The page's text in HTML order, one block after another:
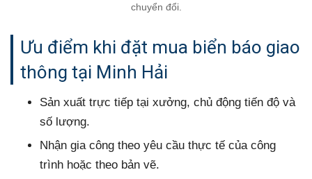
chuyển đổi.
Ưu điểm khi đặt mua biển báo giao
thông tại Minh Hải
Sản xuất trực tiếp tại xưởng, chủ động tiến độ và
số lượng.
Nhận gia công theo yêu cầu thực tế của công
trình hoặc theo bản vẽ.